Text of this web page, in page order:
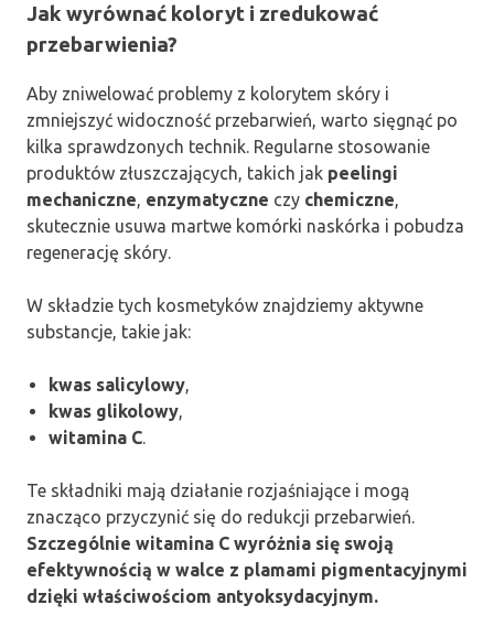
Jak wyrównać koloryt i zredukować
przebarwienia?
Aby zniwelować problemy z kolorytem skóry i
zmniejszyć widoczność przebarwień, warto sięgnąć po
kilka sprawdzonych technik. Regularne stosowanie
produktów złuszczających, takich jak peelingi
mechaniczne, enzymatyczne czy chemiczne,
skutecznie usuwa martwe komórki naskórka i pobudza
regenerację skóry.
W składzie tych kosmetyków znajdziemy aktywne
substancje, takie jak:
kwas salicylowy,
kwas glikolowy,
witamina C.
Te składniki mają działanie rozjaśniające i mogą
znacząco przyczynić się do redukcji przebarwień.
Szczególnie witamina C wyróżnia się swoją
efektywnością w walce z plamami pigmentacyjnymi
dzięki właściwościom antyoksydacyjnym.